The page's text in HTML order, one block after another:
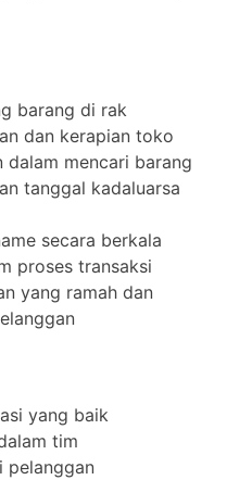
barang di rak
dan kerapian toko
dalam mencari barang
tanggal kadaluarsa
secara berkala
proses transaksi
yang ramah dan
yang baik
tim
pelanggan